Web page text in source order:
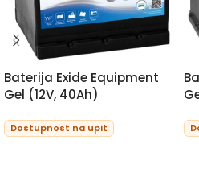
Baterija Exide Equipment
Gel (12V, 40Ah)
Dostupnost na upit